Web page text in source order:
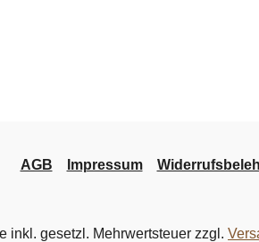
AGB Impressum
inkl. gesetzl. Mehrwertsteuer zzgl.